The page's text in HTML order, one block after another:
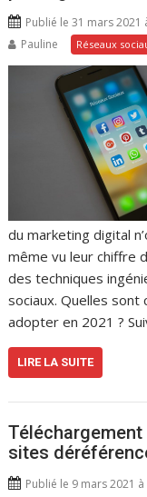
Publié le 31 mars 2021
Pauline
Réseaux
du marketing digital
même vu leur chiffre
des techniques
sociaux. Quelles sont
adopter en 2021 ?
LIRE LA SUITE
sites
Publié le 9 mars 2021 à